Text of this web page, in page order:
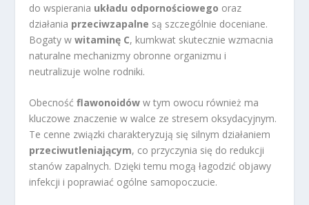
do wspierania układu odpornościowego oraz
działania przeciwzapalne są szczególnie doceniane.
Bogaty wwitaminę C, kumkwat skutecznie wzmacnia
naturalne mechanizmy obronne organizmu i
neutralizuje wolne rodniki.
Obecnośćflawonoidów w tym owocu również ma
kluczowe znaczenie w walce ze stresem oksydacyjnym.
Te cenne związki charakteryzują się silnym działaniem
przeciwutleniającym, co przyczynia się do redukcji
stanów zapalnych. Dzięki temu mogą łagodzić objawy
infekcji i poprawiać ogólne samopoczucie.